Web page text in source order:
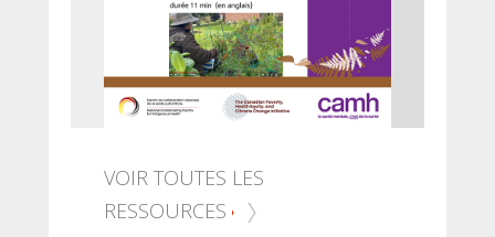
VOIR TOUTES LES
RESSOURCES